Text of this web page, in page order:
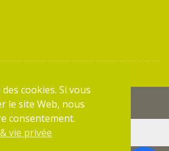
VOIR LE PLAN
cookies. Si vous
le site Web, nous
consentement.
vie privée